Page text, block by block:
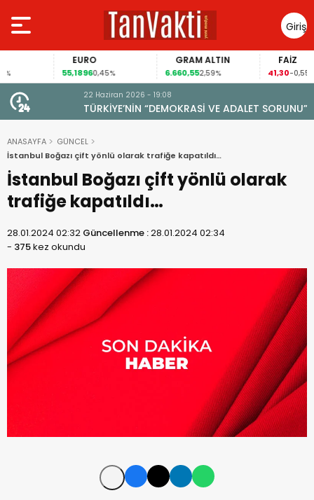
Giriş
Yap
EURO
55,18960,45%
GRAM ALTIN
6.660,552,59% -0,55%
22 Haziran 2026 - 19:08
TÜRKİYE’NİN “DEMOKRASİ VE ADALET SORUNU”
ANASAYFA
GÜNCEL
İstanbul Boğazı çift yönlü olarak trafiğe kapatıldı…
İstanbul Boğazı çift yönlü olarak
trafiğe kapatıldı…
28.01.2024 02:32 Güncellenme :28.01.2024 02:34
- 375kez okundu